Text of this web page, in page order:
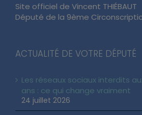
Site officiel de Vincent THIÉBAUT
Député de la 9ème
ACTUALITÉ DE VOTRE DÉPUTÉ
Les réseaux sociaux interdits
ans : ce qui change vraiment
24 juillet 2026